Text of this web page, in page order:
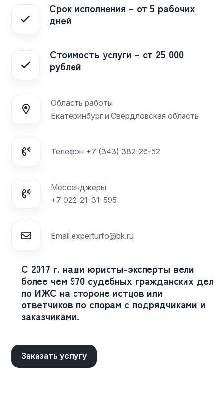
Срок исполнения – от 5 рабочих
дней
Стоимость услуги – от 25 000
рублей
Область работы
Екатеринбург и Свердловская область
Телефон +7 (343) 382-26-52
Мессенджеры
+7 922-21-31-595
Email experturfo@bk.ru
С 2017 г. наши юристы-эксперты вели
более чем 970 судебных гражданских дел
по ИЖС на стороне истцов или
ответчиков по спорам с подрядчиками и
заказчиками.
Заказать услугу